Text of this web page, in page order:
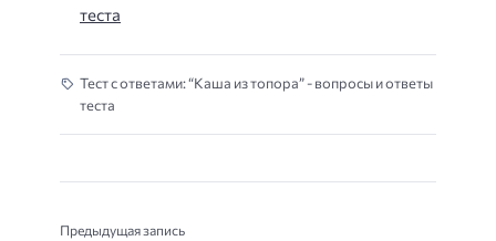
теста
Тест с ответами: “Каша из топора” - вопросы и ответы
теста
Предыдущая запись